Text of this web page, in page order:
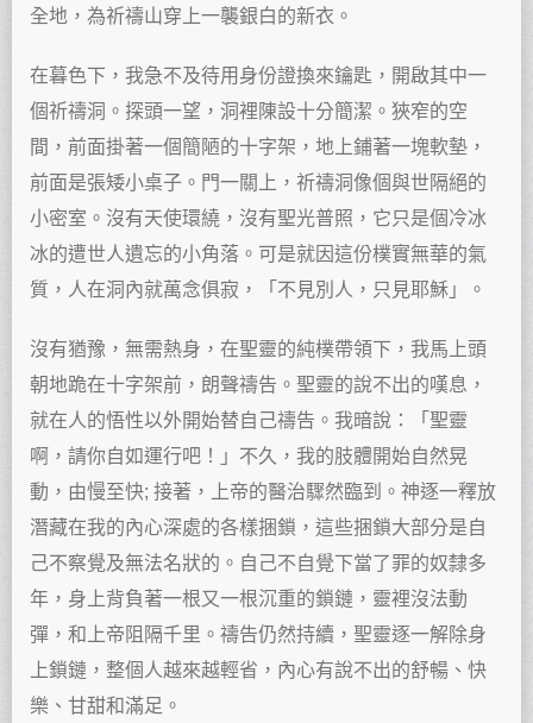
全地，為祈禱山穿上一襲銀白的新衣。
在暮色下，我急不及待用身份證換來鑰匙，開啟其中一
個祈禱洞。探頭一望，洞裡陳設十分簡潔。狹窄的空
間，前面掛著一個簡陋的十字架，地上鋪著一塊軟墊，
前面是張矮小桌子。門一關上，祈禱洞像個與世隔絕的
小密室。沒有天使環繞，沒有聖光普照，它只是個冷冰
冰的遭世人遺忘的小角落。可是就因這份樸實無華的氣
質，人在洞內就萬念俱寂，「不見別人，只見耶穌」。
沒有猶豫，無需熱身，在聖靈的純樸帶領下，我馬上頭
朝地跪在十字架前，朗聲禱告。聖靈的說不出的嘆息，
就在人的悟性以外開始替自己禱告。我暗說：「聖靈
啊，請你自如運行吧！」不久，我的肢體開始自然晃
動，由慢至快; 接著，上帝的醫治驟然臨到。神逐一釋放
潛藏在我的內心深處的各樣捆鎖，這些捆鎖大部分是自
己不察覺及無法名狀的。自己不自覺下當了罪的奴隸多
年，身上背負著一根又一根沉重的鎖鏈，靈裡沒法動
彈，和上帝阻隔千里。禱告仍然持續，聖靈逐一解除身
上鎖鏈，整個人越來越輕省，內心有說不出的舒暢、快
樂、甘甜和滿足。